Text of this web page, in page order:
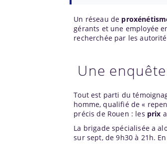
Un réseau de
gérants et une employée
recherchée par les
Une
Tout est parti du
homme, qualifié de «
précis de Rouen : les prix
La brigade spécialisée a
sur sept, de 9h30 à 21h.